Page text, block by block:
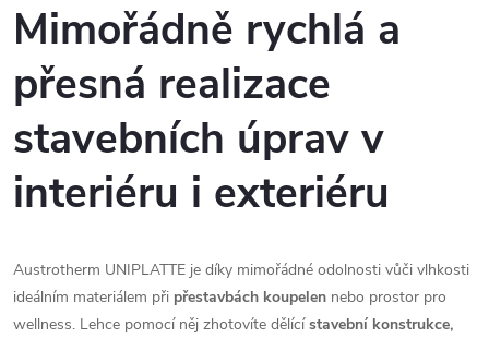
Mimořádně rychlá a
přesná realizace
stavebních úprav v
interiéru i exteriéru
Austrotherm UNIPLATTE je díky mimořádné odolnosti vůči vlhkosti
ideálním materiálem při přestavbách koupelen nebo prostor pro
wellness. Lehce pomocí něj zhotovíte dělící stavební konstrukce,